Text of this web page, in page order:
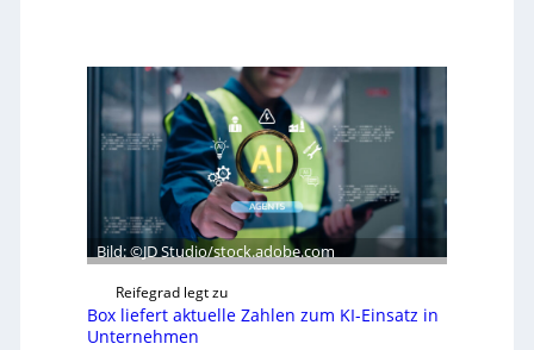
Bild: ©JD Studio/stock.adobe.com
Reifegrad legt zu
Box liefert aktuelle Zahlen zum KI-Einsatz in
Unternehmen